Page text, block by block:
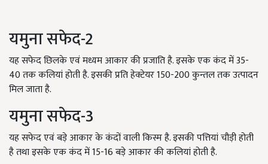
यमुना सफेद-2
यह सफेद छिलके एवं मध्यम आकार की प्रजाति है. इसके एक कंद में 35-
40 तक कलियां होती है. इसकी प्रति हेक्टेयर 150-200 कुन्तल तक उत्पादन
मिल जाता है.
यमुना सफेद-3
यह सफेद एवं बड़े आकार के कंदों वाली किस्म है. इसकी पत्तियां चौड़ी होती
है तथा इसके एक कंद में 15-16 बड़े आकार की कलियां होती है.